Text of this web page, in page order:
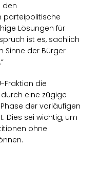
den
parteipolitische
Lösungen für
ist es, sachlich
Sinne der Bürger
Fraktion die
eine zügige
der vorläufigen
Dies sei wichtig, um
ohne